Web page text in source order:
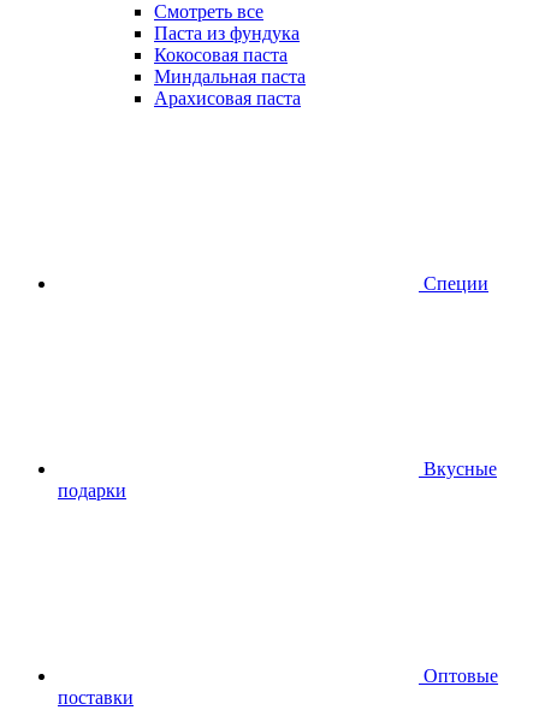
Смотреть все
Паста из фундука
Кокосовая паста
Миндальная паста
Арахисовая паста
Специи
Вкусные
подарки
Оптовые
поставки